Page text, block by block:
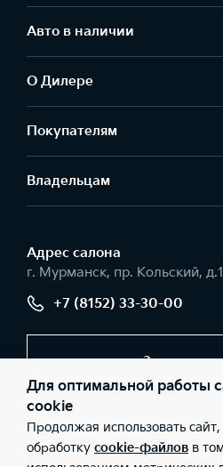
Авто в наличии
О Дилере
Покупателям
Владельцам
Адрес салонa
г. Мурманск, пр. Кольский,
+7 (8152) 33-30-00
Заказать
© 2026 Юридические лица ООО
адрес: г. Мурманск, пр. Кольский,
30-00; ИНН: 5190142426; ОГРН:
Для оптимальной работы
cookie
Продолжая использовать
обработку cookie-файлов в